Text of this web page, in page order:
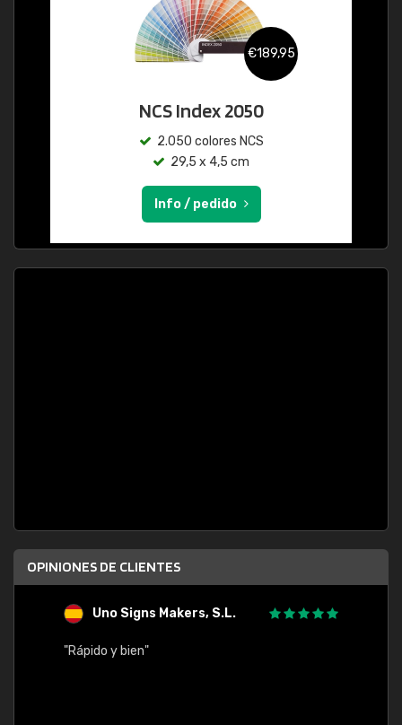
€189,95
NCS Index 2050
2.050 colores NCS
29,5 x 4,5 cm
Info / pedido
OPINIONES DE CLIENTES
Uno Signs Makers, S.L.
"Rápido y bien"